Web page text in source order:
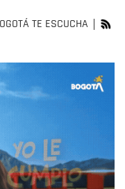
TE ESCUCHA